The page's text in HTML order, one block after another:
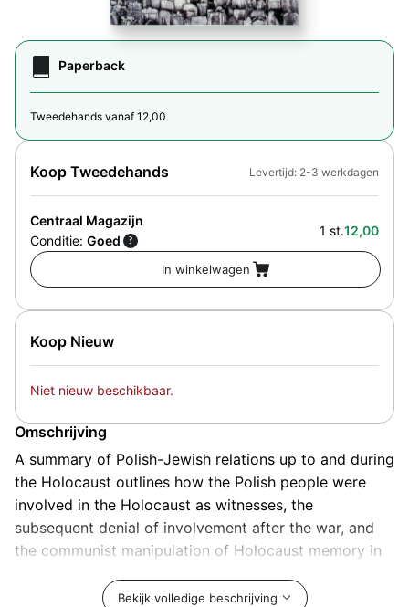
Paperback
Tweedehands vanaf 12,00
Koop Tweedehands
Centraal Magazijn
Conditie: Goed ?
1 st.12,00
Levertijd: 2-3 werkdagen
Koop Nieuw
Niet nieuw beschikbaar.
Omschrijving
A summary of Polish-Jewish relations up to and during
the Holocaust outlines how the Polish people were
involved in the Holocaust as witnesses, the
subsequent denial of involvement after the war, and
the communist manipulation of Holocaust memory in
Polish government.Bekijk volledige beschrijving